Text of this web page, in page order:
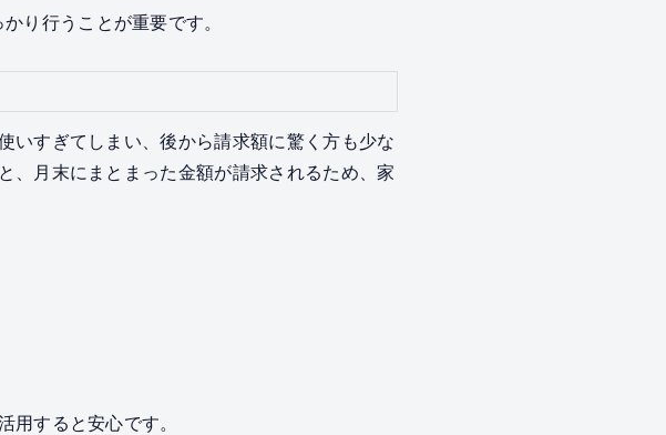
り行うことが重要です。
いすぎてしまい、後から請求額に驚く方も少な
、月末にまとまった金額が請求されるため、家
用すると安心です。